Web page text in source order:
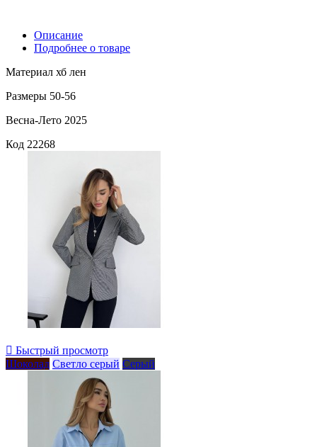
Описание
Подробнее о товаре
Материал хб лен
Размеры 50-56
Весна-Лето 2025
Код 22268
 Быстрый просмотр
Шоколад Светло серый Серый